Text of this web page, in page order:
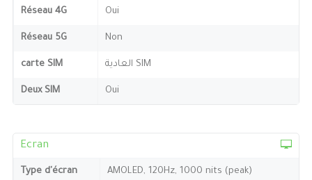
Réseau 4G Oui
Réseau 5G Non
carte SIM العادية SIM
Deux SIM Oui
Ecran
Type d'écran AMOLED, 120Hz, 1000 nits (peak)